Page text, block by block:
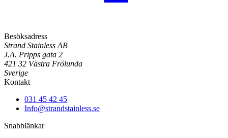
Besöksadress
Strand Stainless AB
J.A. Pripps gata 2
421 32 Västra Frölunda
Sverige
Kontakt
031 45 42 45
Info@strandstainless.se
Snabblänkar